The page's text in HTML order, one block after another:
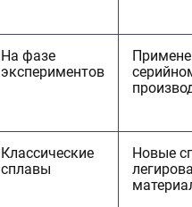
На фазе
экспериментов
Классические
сплавы
Новые